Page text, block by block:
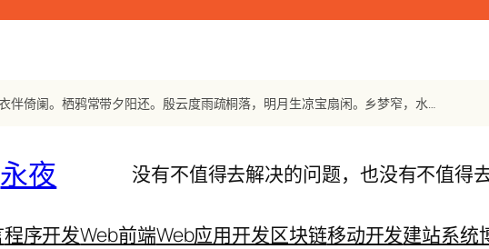
【宋词】《鹧鸪天》 吴文英：池上红衣伴倚阑。栖鸦常带夕阳还。殷云度雨疏桐落，明月生凉宝扇闲。乡梦窄，水天宽。小窗愁黛澹秋山。吴鸿好为传归信，
永夜 没有不值得去解决的问题，也没有不值得
程序开发Web前端Web应用开发区块链移动开发建站系统